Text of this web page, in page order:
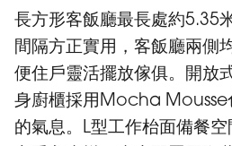
長方形客飯廳最長處約5.35
間隔方正實用，客飯廳兩側
便住戶靈活擺放傢俱。開放
身廚櫃採用Mocha Mousse
的氣息。L型工作枱面備餐